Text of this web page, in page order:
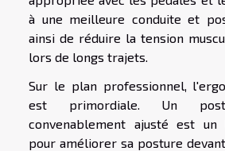
à une meilleure conduite et
ainsi de réduire la tension
lors de longs trajets.
Sur le plan professionnel,
est primordiale. Un
convenablement ajusté est
pour améliorer sa posture